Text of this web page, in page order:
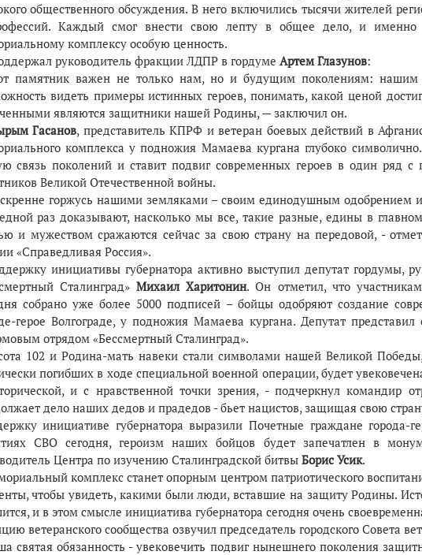
общественного обсуждения. В него включились тысячи жителей
Каждый смог внести свою лепту в общее дело, и именно
комплексу особую ценность.
руководитель фракции ЛДПР в гордуме Артем Глазунов:
памятник важен не только нам, но и будущим поколениям:
видеть примеры истинных героев, понимать, какой ценой
являются защитники нашей Родины, — заключил он.
Гасанов, представитель КПРФ и ветеран боевых действий в
комплекса у подножия Мамаева кургана глубоко
связь поколений и ставит подвиг современных героев в один ряд с
Великой Отечественной войны.
горжусь нашими земляками – своим единодушным одобрением
раз доказывают, насколько мы все, такие разные, едины в
и мужеством сражаются сейчас за свою страну на передовой, -
«Справедливая Россия».
инициативы губернатора активно выступил депутат гордумы,
Сталинград» Михаил Харитонин. Он отметил, что
собрано уже более 5000 подписей – бойцы одобряют создание
герое Волгограде, у подножия Мамаева кургана. Депутат
отрядом «Бессмертный Сталинград».
102 и Родина-мать навеки стали символами нашей Великой
погибших в ходе специальной военной операции, будет
и с нравственной точки зрения, - подчеркнул командир
дело наших дедов и прадедов - бьет нацистов, защищая свою
инициативе губернатора выразили Почетные граждане города-
СВО сегодня, героизм наших бойцов будет запечатлен в
Центра по изучению Сталинградской битвы Борис Усик.
комплекс станет опорным центром патриотического
чтобы увидеть, какими были люди, вставшие на защиту Родины.
и в этом смысле инициатива губернатора сегодня очень
ветеранского сообщества озвучил председатель городского Совета
святая обязанность - увековечить подвиг нынешнего поколения